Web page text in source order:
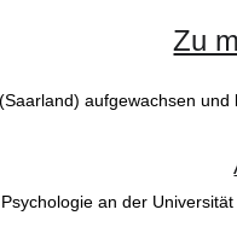
Zu
aufgewachsen
an der